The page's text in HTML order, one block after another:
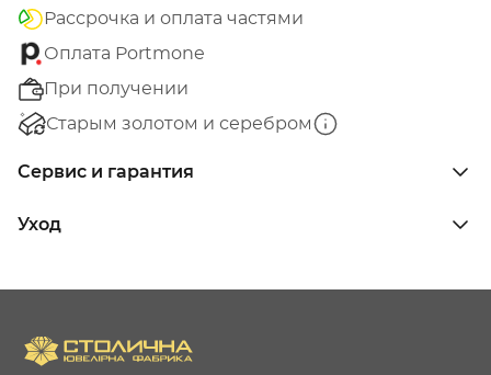
Рассрочка и оплата частями
Оплата Portmone
При получении
Старым золотом и серебром
Сервис и гарантия
Уход